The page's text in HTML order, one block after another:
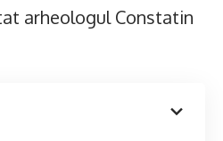
arheologul Constatin